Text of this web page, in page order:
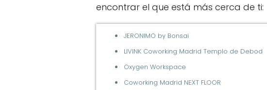
encontrar el que está más cerca de ti:
JERONIMO by Bonsai
LIVINK Coworking Madrid Templo de Debod
Oxygen Workspace
Coworking Madrid NEXT FLOOR